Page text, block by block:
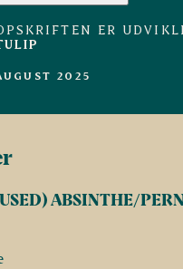
ER
2025
ABSINTHE/